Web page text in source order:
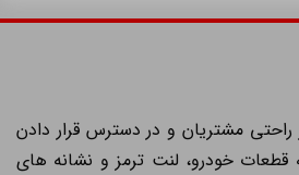
مشتریان و در دسترس قرار دادن
خودرو، لنت ترمز و نشانه های